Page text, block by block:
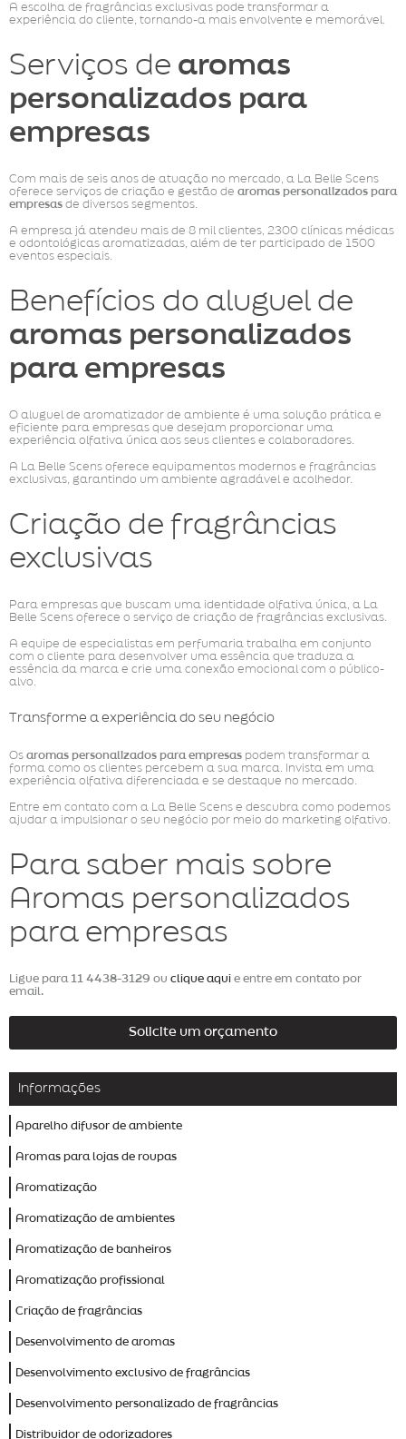
A escolha de fragrâncias exclusivas pode transformar a
experiência do cliente, tornando-a mais envolvente e memorável.
Serviços de aromas
personalizados para
empresas
Com mais de seis anos de atuação no mercado, a La Belle Scens
oferece serviços de criação e gestão de aromas personalizados para
empresas de diversos segmentos.
A empresa já atendeu mais de 8 mil clientes, 2300 clínicas médicas
e odontológicas aromatizadas, além de ter participado de 1500
eventos especiais.
Benefícios do aluguel de
aromas personalizados
para empresas
O aluguel de aromatizador de ambiente é uma solução prática e
eficiente para empresas que desejam proporcionar uma
experiência olfativa única aos seus clientes e colaboradores.
A La Belle Scens oferece equipamentos modernos e fragrâncias
exclusivas, garantindo um ambiente agradável e acolhedor.
Criação de fragrâncias
exclusivas
Para empresas que buscam uma identidade olfativa única, a La
Belle Scens oferece o serviço de criação de fragrâncias exclusivas.
A equipe de especialistas em perfumaria trabalha em conjunto
com o cliente para desenvolver uma essência que traduza a
essência da marca e crie uma conexão emocional com o público-
alvo.
Transforme a experiência do seu negócio
Os aromas personalizados para empresas podem transformar a
forma como os clientes percebem a sua marca. Invista em uma
experiência olfativa diferenciada e se destaque no mercado.
Entre em contato com a La Belle Scens e descubra como podemos
ajudar a impulsionar o seu negócio por meio do marketing olfativo.
Para saber mais sobre
Aromas personalizados
para empresas
Ligue para 11 4438-3129 ou clique aqui e entre em contato por
email.
Solicite um orçamento
Informações
Aparelho difusor de ambiente
Aromas para lojas de roupas
Aromatização
Aromatização de ambientes
Aromatização de banheiros
Aromatização profissional
Criação de fragrâncias
Desenvolvimento de aromas
Desenvolvimento exclusivo de fragrâncias
Desenvolvimento personalizado de fragrâncias
Distribuidor de odorizadores